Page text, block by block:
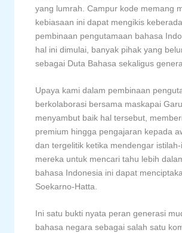
yang lumrah. Campur kode memang
kebiasaan ini dapat mengikis
pembinaan pengutamaan bahasa
hal ini dimulai, banyak pihak yang
sebagai Duta Bahasa sekaligus
Upaya kami dalam pembinaan
berkolaborasi bersama maskapai
menyambut baik hal tersebut,
premium hingga pengajaran kepada
dan tergelitik ketika mendengar
mereka untuk mencari tahu lebih
bahasa Indonesia ini dapat
Soekarno-Hatta.
Ini satu bukti nyata peran generasi
bahasa negara sebagai salah satu